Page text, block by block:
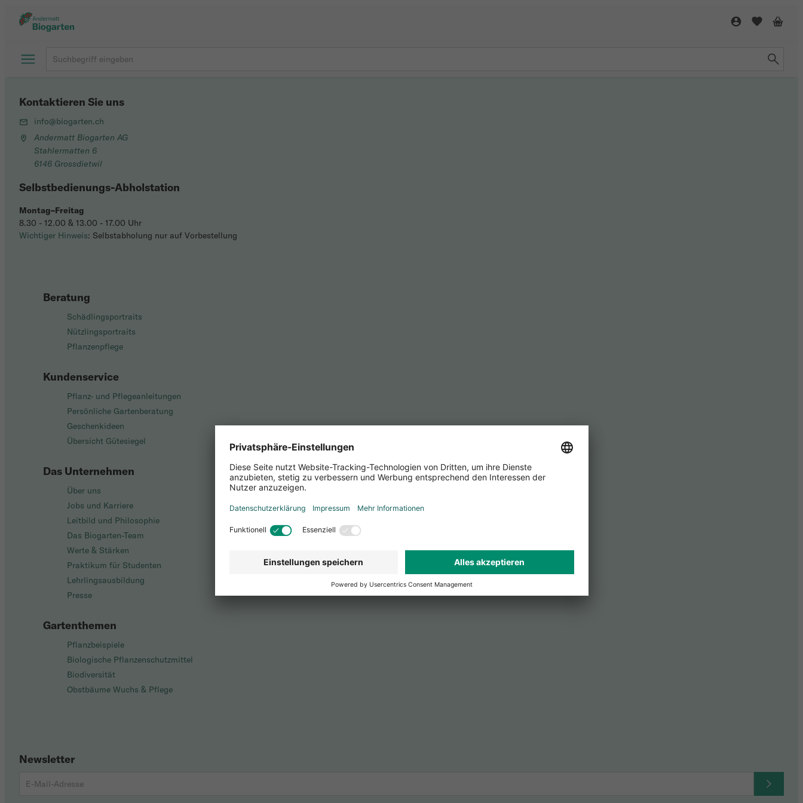
Beratung
Schädlingsportraits
Nützlingsportraits
Pflanzenpflege
Kundenservice
Pflanz- und Pflegeanleitungen
Persönliche Gartenberatung
Geschenkideen
Übersicht Gütesiegel
Das Unternehmen
Über uns
Jobs und Karriere
Leitbild und Philosophie
Das Biogarten-Team
Werte & Stärken
Praktikum für Studenten
Lehrlingsausbildung
Presse
Gartenthemen
Pflanzbeispiele
Biologische Pflanzenschutzmittel
Biodiversität
Obstbäume Wuchs & Pflege
Newsletter
Kontaktieren Sie uns
info@biogarten.ch
Andermatt Biogarten AG
Stahlermatten 6
6146 Grossdietwil
Selbstbedienungs-Abholstation
Montag–Freitag
8.30 - 12.00 & 13.00 - 17.00 Uhr
Wichtiger Hinweis: Selbstabholung nur auf Vorbestellung